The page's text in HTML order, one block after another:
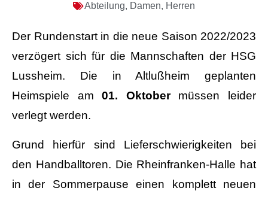
Abteilung, Damen, Herren
Der Rundenstart in die neue Saison 2022/2023
verzögert sich für die Mannschaften der HSG
Lussheim. Die in Altlußheim geplanten
Heimspiele am01. Oktobermüssen leider
verlegt werden.
Grund hierfür sind Lieferschwierigkeiten bei
den Handballtoren. Die Rheinfranken-Halle hat
in der Sommerpause einen komplett neuen